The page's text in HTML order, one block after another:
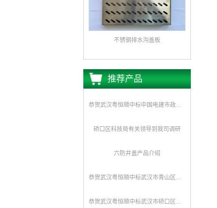
不锈钢排水沟盖板
推荐产品
恭贺武汉粤恒顺中标中国电建市政集团水环境公司《坪山区正本清源工程一标段井盖和雨水箅子采购》项目
硚口区科技局有关领导到我司调研
六防井盖产品介绍
恭贺武汉粤恒顺中标武汉市青山区水务局排水队《2017年排水井盖及防坠网采购》项目
恭贺武汉粤恒顺中标武汉市硚口区城管委《新型井盖改造、防坠网安装》项目